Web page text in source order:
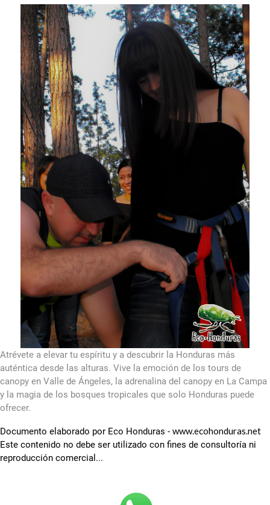
Atrévete a elevar tu espíritu y a descubrir la Honduras más
auténtica desde las alturas. Vive la emoción de los tours de
canopy en Valle de Ángeles, la adrenalina del canopy en La Campa
y la magia de los bosques tropicales que solo Honduras puede
ofrecer.
Documento elaborado por Eco Honduras - www.ecohonduras.net
Este contenido no debe ser utilizado con fines de consultoría ni
reproducción comercial...